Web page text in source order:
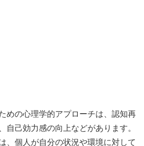
めの心理学的アプローチは、認知再
自己効力感の向上などがあります。
、個人が自分の状況や環境に対して